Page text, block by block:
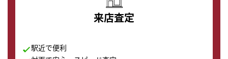
来店査定
駅近で便利